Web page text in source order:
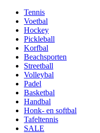
Tennis
Voetbal
Hockey
Pickleball
Korfbal
Beachsporten
Streetball
Volleybal
Padel
Basketbal
Handbal
Honk- en softbal
Tafeltennis
SALE